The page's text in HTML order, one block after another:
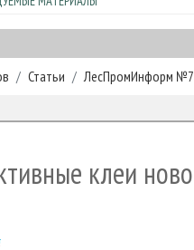
Статьи ЛесПромИнформ №7
клеи